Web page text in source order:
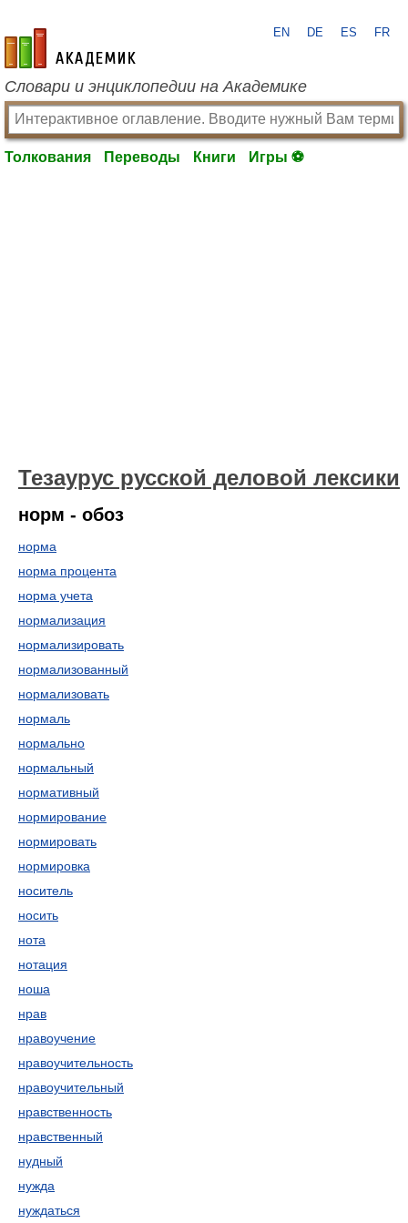
academic.ru
EN DE ES FR
Словари и энциклопедии на Академике
Толкования Переводы Книги Игры ⚽
Тезаурус русской деловой лексики
норм - обоз
норма
норма процента
норма учета
нормализация
нормализировать
нормализованный
нормализовать
нормаль
нормально
нормальный
нормативный
нормирование
нормировать
нормировка
носитель
носить
нота
нотация
ноша
нрав
нравоучение
нравоучительность
нравоучительный
нравственность
нравственный
нудный
нужда
нуждаться